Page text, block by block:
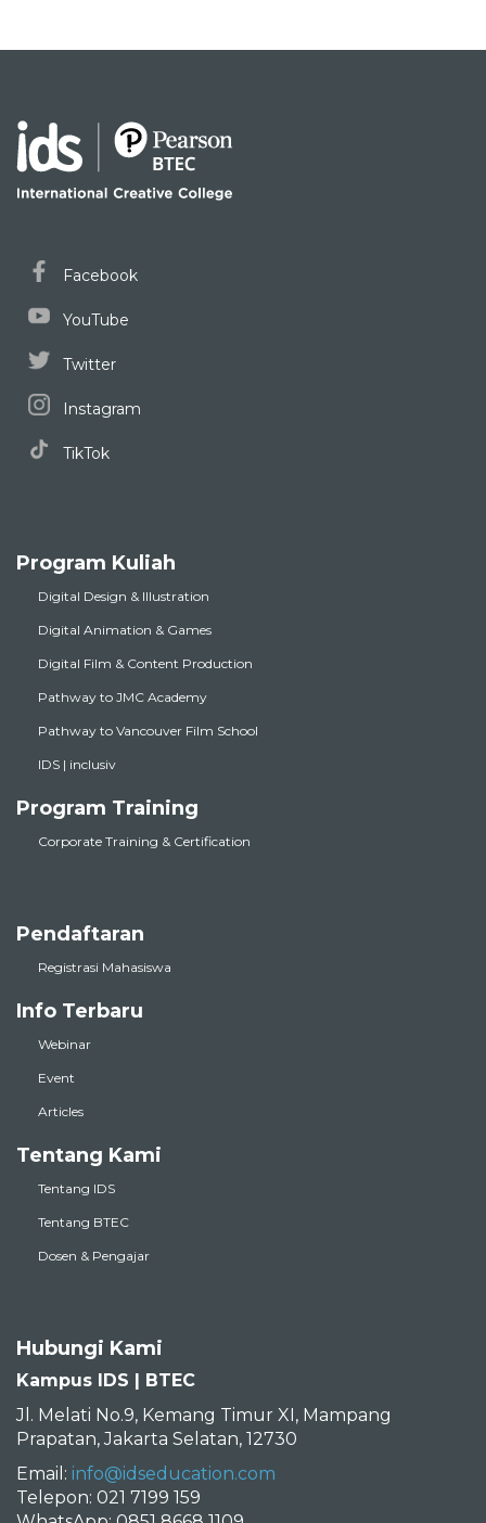
Facebook
YouTube
Twitter
Instagram
TikTok
Program Kuliah
Digital Design & Illustration
Digital Animation & Games
Digital Film & Content Production
Pathway to JMC Academy
Pathway to Vancouver Film School
IDS | inclusiv
Program Training
Corporate Training & Certification
Pendaftaran
Registrasi Mahasiswa
Info Terbaru
Webinar
Event
Articles
Tentang Kami
Tentang IDS
Tentang BTEC
Dosen & Pengajar
Hubungi Kami
Kampus IDS | BTEC
Jl. Melati No.9, Kemang Timur XI, Mampang
Prapatan, Jakarta Selatan, 12730
Email: info@idseducation.com
Telepon: 021 7199 159